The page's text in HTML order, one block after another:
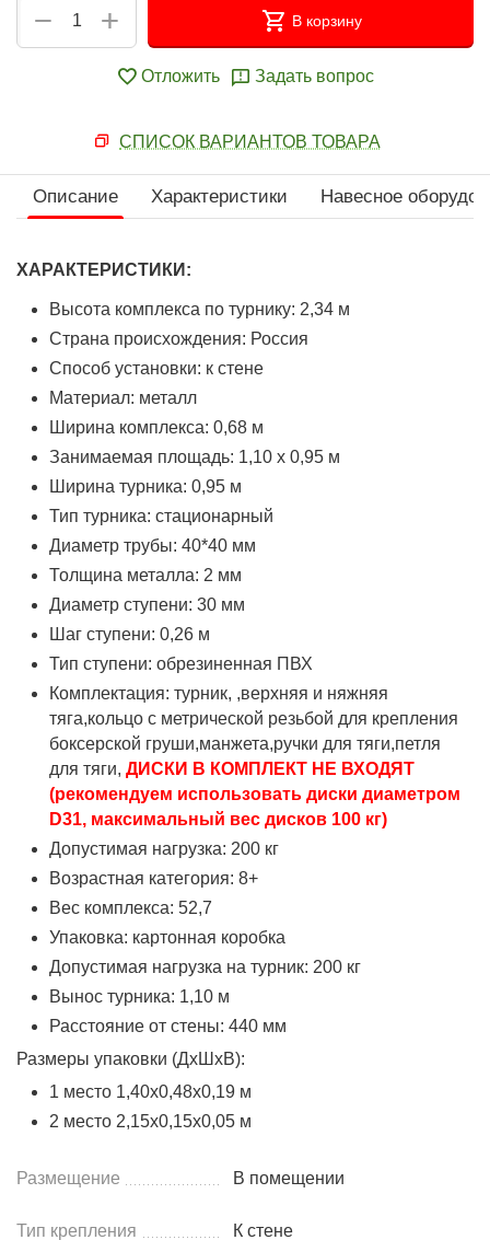
+
− В корзину
Отложить Задать вопрос
СПИСОК ВАРИАНТОВ ТОВАРА
Описание Характеристики Навесное
ХАРАКТЕРИСТИКИ:
Высота комплекса по турнику: 2,34 м
Страна происхождения: Россия
Способ установки: к стене
Материал: металл
Ширина комплекса: 0,68 м
Занимаемая площадь: 1,10 х 0,95 м
Ширина турника: 0,95 м
Тип турника: стационарный
Диаметр трубы: 40*40 мм
Толщина металла: 2 мм
Диаметр ступени: 30 мм
Шаг ступени: 0,26 м
Тип ступени: обрезиненная ПВХ
Комплектация: турник, ,верхняя и няжняя
тяга,кольцо с метрической резьбой для крепления
боксерской груши,манжета,ручки для тяги,петля
для тяги, ДИСКИ В КОМПЛЕКТ НЕ ВХОДЯТ
(рекомендуем использовать диски диаметром
D31, максимальный вес дисков 100 кг)
Допустимая нагрузка: 200 кг
Возрастная категория: 8+
Вес комплекса: 52,7
Упаковка: картонная коробка
Допустимая нагрузка на турник: 200 кг
Вынос турника: 1,10 м
Расстояние от стены: 440 мм
Размеры упаковки (ДхШхВ):
1 место 1,40х0,48х0,19 м
2 место 2,15х0,15х0,05 м
Размещение В помещении
Тип крепления К стене